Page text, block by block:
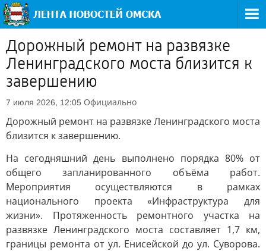
Дорожный ремонт на развязке
Ленинградского моста близится к
завершению
7 июля 2026, 12:05 Официально
Дорожный ремонт на развязке Ленинградского моста
близится к завершению.
На сегодняшний день выполнено порядка 80% от
общего запланированного объёма работ.
Мероприятия осуществляются в рамках
национального проекта «Инфраструктура для
жизни». Протяженность ремонтного участка на
развязке Ленинградского моста составляет 1,7 км,
границы ремонта от ул. Енисейской до ул. Суворова.